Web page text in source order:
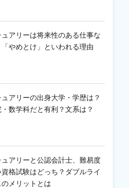
ュアリーは将来性のある仕事な
やめとけ」といわれる理由
ュアリーの出身大学・学歴は？
・数学科だと有利？文系は？
ュアリーと公認会計士、難易度
格試験はどっち？ダブルライ
のメリットとは